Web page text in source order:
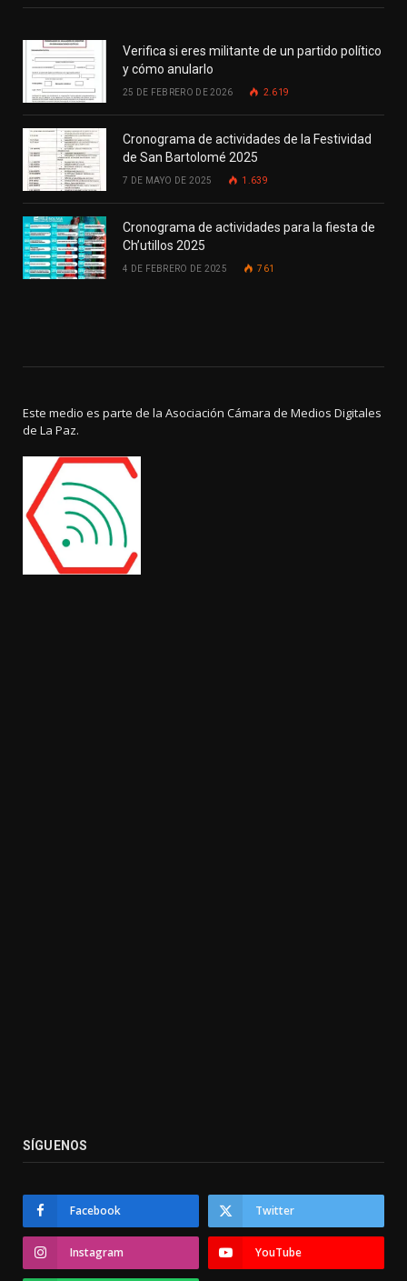
Verifica si eres militante de un partido político
y cómo anularlo
25 DE FEBRERO DE 2026 2.619
Cronograma de actividades de la Festividad
de San Bartolomé 2025
7 DE MAYO DE 2025 1.639
Cronograma de actividades para la fiesta de
Ch’utillos 2025
4 DE FEBRERO DE 2025 761
Este medio es parte de la Asociación Cámara de Medios Digitales
de La Paz.
SÍGUENOS
Facebook Twitter
Instagram YouTube